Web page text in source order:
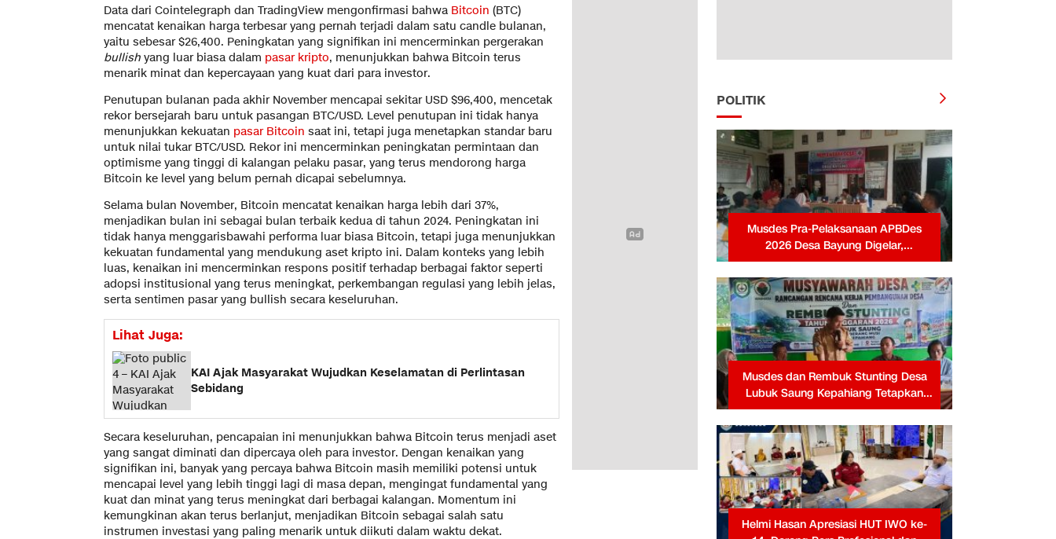
Data dari Cointelegraph dan TradingView mengonfirmasi bahwa Bitcoin (BTC)
mencatat kenaikan harga terbesar yang pernah terjadi dalam satu candle bulanan,
yaitu sebesar $26,400. Peningkatan yang signifikan ini mencerminkan pergerakan
bullish yang luar biasa dalam pasar kripto, menunjukkan bahwa Bitcoin terus
menarik minat dan kepercayaan yang kuat dari para investor.
Penutupan bulanan pada akhir November mencapai sekitar USD $96,400, mencetak
rekor bersejarah baru untuk pasangan BTC/USD. Level penutupan ini tidak hanya
menunjukkan kekuatan pasar Bitcoin saat ini, tetapi juga menetapkan standar baru
untuk nilai tukar BTC/USD. Rekor ini mencerminkan peningkatan permintaan dan
optimisme yang tinggi di kalangan pelaku pasar, yang terus mendorong harga
Bitcoin ke level yang belum pernah dicapai sebelumnya.
Selama bulan November, Bitcoin mencatat kenaikan harga lebih dari 37%,
menjadikan bulan ini sebagai bulan terbaik kedua di tahun 2024. Peningkatan ini
tidak hanya menggarisbawahi performa luar biasa Bitcoin, tetapi juga menunjukkan
kekuatan fundamental yang mendukung aset kripto ini. Dalam konteks yang lebih
luas, kenaikan ini mencerminkan respons positif terhadap berbagai faktor seperti
adopsi institusional yang terus meningkat, perkembangan regulasi yang lebih jelas,
serta sentimen pasar yang bullish secara keseluruhan.
Lihat Juga:
KAI Ajak Masyarakat Wujudkan Keselamatan di Perlintasan
Sebidang
Secara keseluruhan, pencapaian ini menunjukkan bahwa Bitcoin terus menjadi aset
yang sangat diminati dan dipercaya oleh para investor. Dengan kenaikan yang
signifikan ini, banyak yang percaya bahwa Bitcoin masih memiliki potensi untuk
mencapai level yang lebih tinggi lagi di masa depan, mengingat fundamental yang
kuat dan minat yang terus meningkat dari berbagai kalangan. Momentum ini
kemungkinan akan terus berlanjut, menjadikan Bitcoin sebagai salah satu
instrumen investasi yang paling menarik untuk diikuti dalam waktu dekat.
POLITIK
Musdes Pra-Pelaksanaan APBDes
2026 Desa Bayung Digelar,
Pemerintah Desa Tekankan
Transparansi dan Partisipasi Warga
Musdes dan Rembuk Stunting Desa
Lubuk Saung Kepahiang Tetapkan
Prioritas RKP Desa 2026, Fokus
Infrastruktur dan Penurunan Stunting
Helmi Hasan Apresiasi HUT IWO ke-